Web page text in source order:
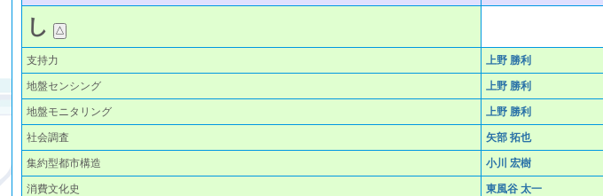
し
支持力 上野 勝利
地盤センシング 上野 勝利
地盤モニタリング 上野 勝利
社会調査 矢部 拓也
集約型都市構造 小川 宏樹
消費文化史 東風谷 太一